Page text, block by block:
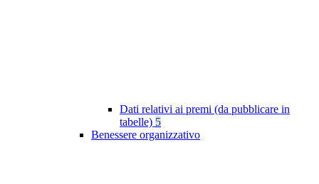
Dati relativi ai premi (da pubblicare in
tabelle) 5
Benessere organizzativo